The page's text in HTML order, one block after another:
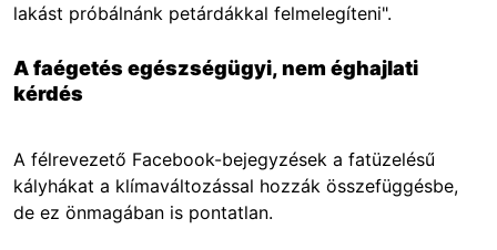
lakást próbálnánk petárdákkal felmelegíteni".
A faégetés egészségügyi, nem éghajlati
kérdés
A félrevezető Facebook-bejegyzések a fatüzelésű
kályhákat a klímaváltozással hozzák összefüggésbe,
de ez önmagában is pontatlan.